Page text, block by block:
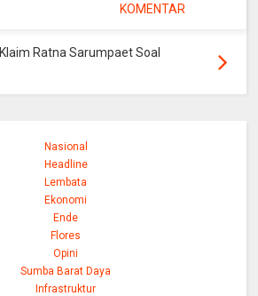
KOMENTAR
Ratna Sarumpaet Soal
Nasional
Headline
Lembata
Ekonomi
Ende
Flores
Opini
Sumba Barat Daya
Infrastruktur